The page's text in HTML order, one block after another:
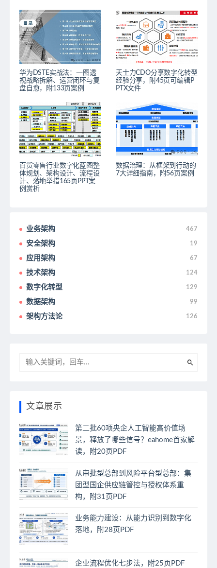
华为DSTE实战法：一图透
视战略拆解、运营闭环与复
盘自愈，附133页案例
天士力CDO分享数字化转型
经验分享，附45页可编辑P
PTX文件
百货零售行业数字化蓝图整
体规划、架构设计、流程设
计、落地举措165页PPT案
例赏析
数据治理：从框架到行动的
7大详细指南，附56页案例
业务架构 467
安全架构 19
应用架构 67
技术架构 124
数字化转型 129
数据架构 99
架构方法论 126
文章展示
第二批60项央企人工智能高价值场
景，释放了哪些信号？eahome首家解
读，附20页PDF
从审批型总部到风险平台型总部：集
团型国企供应链管控与授权体系重
构，附31页PDF
业务能力建设：从能力识别到数字化
落地，附28页PDF
企业流程优化七步法，附25页PDF